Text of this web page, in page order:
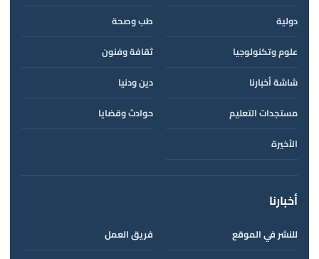
دولية
طب وصحة
علوم وتكنولوجيا
ثقافة وفنون
شاشة أخبارنا
دين ودنيا
مستجدات التعليم
حوادث وقضايا
الأخيرة
أخبارنا
للنشر في الموقع
فريق العمل